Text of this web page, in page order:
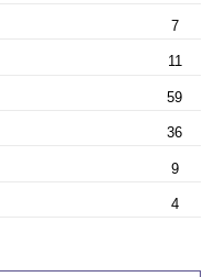
7
11
59
36
9
4